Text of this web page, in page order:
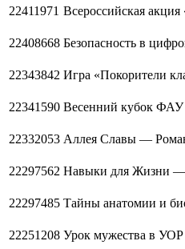
22411971 Всероссийская
22408668 Безопасность в
22343842 Игра «Покорители
22341590 Весенний кубок
22332053 Аллея Славы —
22297562 Навыки для Жизни —
22297485 Тайны анатомии и
22251208 Урок мужества в УОР